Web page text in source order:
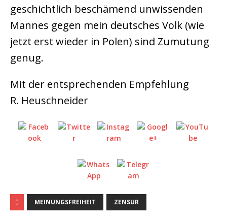
geschichtlich beschämend unwissenden
Mannes gegen mein deutsches Volk (wie
jetzt erst wieder in Polen) sind Zumutung
genug.
Mit der entsprechenden Empfehlung
R. Heuschneider
MEINUNGSFREIHEIT ZENSUR